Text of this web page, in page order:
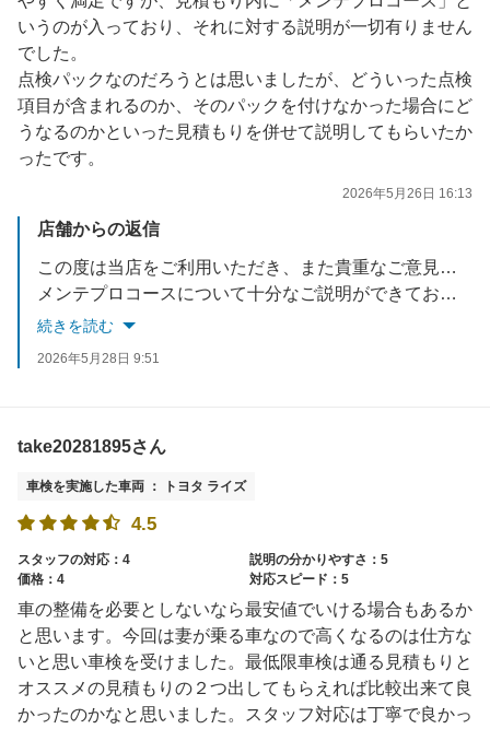
いうのが入っており、それに対する説明が一切有りません
でした。
点検パックなのだろうとは思いましたが、どういった点検
項目が含まれるのか、そのパックを付けなかった場合にど
うなるのかといった見積もりを併せて説明してもらいたか
ったです。
2026年5月26日 16:13
店舗からの返信
この度は当店をご利用いただき、また貴重なご意見をありがとうございます。
メンテプロコースについて十分なご説明ができておらず、ご不安やご不明点を残してしまいましたこと、誠に申し訳ございません。
今回いただいたご意見を真摯に受け止め、今後はより丁寧で分かりやすいご案内を徹底してまいります。
続きを読む
2026年5月28日 9:51
take20281895さん
車検を実施した車両 ： トヨタ ライズ
4.5
スタッフの対応：4
説明の分かりやすさ：5
価格：4
対応スピード：5
車の整備を必要としないなら最安値でいける場合もあるか
と思います。今回は妻が乗る車なので高くなるのは仕方な
いと思い車検を受けました。最低限車検は通る見積もりと
オススメの見積もりの２つ出してもらえれば比較出来て良
かったのかなと思いました。スタッフ対応は丁寧で良かっ